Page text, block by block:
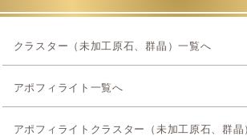
クラスター（未加工原石、群晶）一覧へ
アポフィライト一覧へ
アポフィライトクラスター（未加工原石、群晶